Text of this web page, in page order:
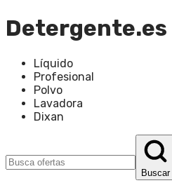
Detergente.es
Líquido
Profesional
Polvo
Lavadora
Dixan
Buscar